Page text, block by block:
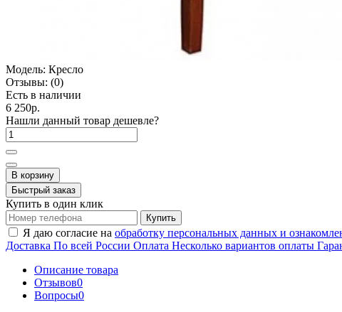
Модель: Кресло
Отзывы: (0)
Есть в наличии
6 250р.
Нашли данный товар дешевле?
В корзину
Быстрый заказ
Купить в один клик
Купить
Я даю согласие на обработку персональных данных и
Доставка По всей России Оплата Несколько вариантов оплаты
Описание товара
Отзывов0
Вопросы0